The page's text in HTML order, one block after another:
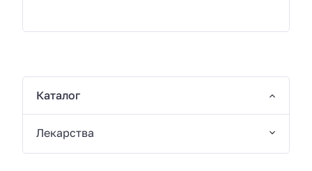
Каталог
Лекарства